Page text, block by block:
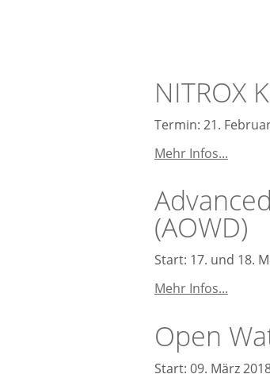
NITROX
Termin: 21.
Mehr Infos...NITROX
(AOWD)
Start: 17. und 18.
Mehr Infos...
Diver
Open
Start: 09. März